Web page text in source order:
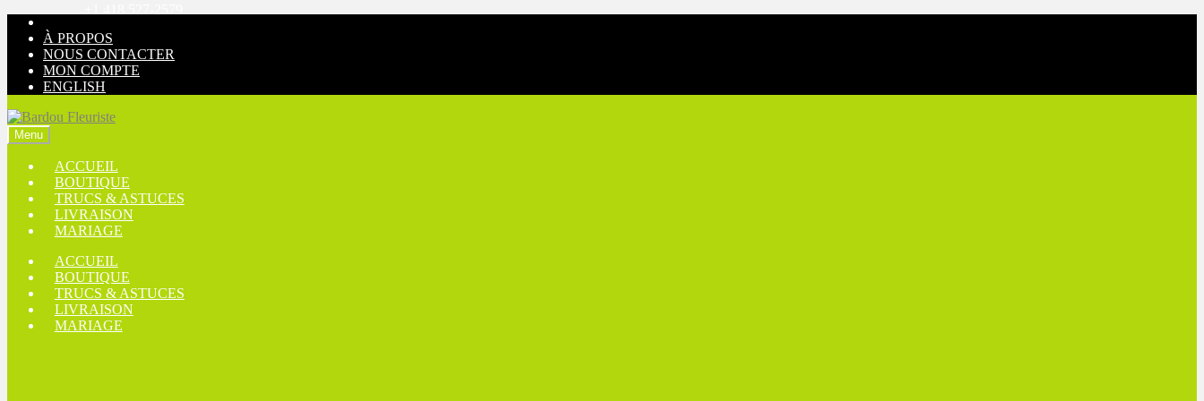
Aller
navigation
Aller
contenu
À PROPOS
NOUS CONTACTER
MON COMPTE
ENGLISH
Menu
ACCUEIL
BOUTIQUE
TRUCS & ASTUCES
LIVRAISON
MARIAGE
ACCUEIL
BOUTIQUE
TRUCS & ASTUCES
LIVRAISON
MARIAGE